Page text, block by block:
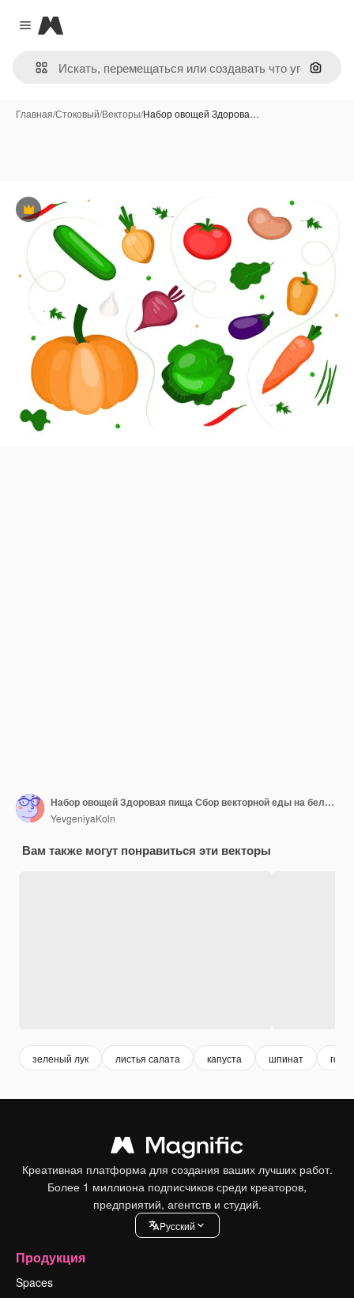
Close menu
Magnific
Поиск
Главная/Стоковый/Векторы/Набор овощей Здорова…
Премиум
Набор овощей Здоровая пища Сбор векторной еды на белом фоне
YevgeniyaKoln
Вам также могут понравиться эти векторы
зеленый лук листья салата капуста шпинат горох
Креативная платформа для создания ваших лучших работ.
Более 1 миллиона подписчиков среди креаторов,
предприятий, агентств и студий.
Pусский
Продукция
Spaces